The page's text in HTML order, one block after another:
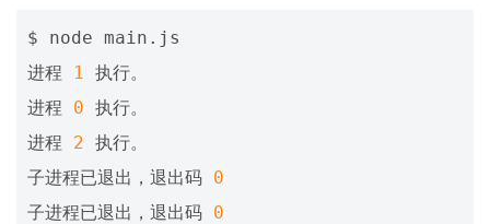
$ node main.js
进程
1 执行。
进程 0 执行。
进程 2 执行。
子进程已退出，退出码 0
子进程已退出，退出码 0